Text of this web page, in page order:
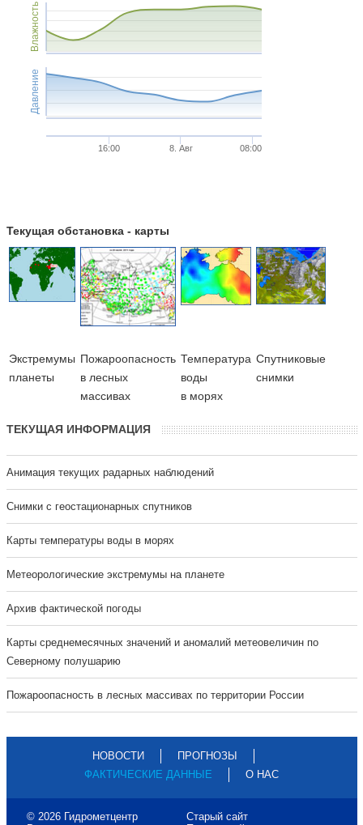
Влажность
Давление
16:00 8. Авг 08:00
Текущая обстановка - карты
Экстремумы
планеты
Пожароопасность
в лесных
массивах
Температура
воды
в морях
Cпутниковые
снимки
ТЕКУЩАЯ ИНФОРМАЦИЯ
Анимация текущих радарных наблюдений
Cнимки с геостационарных спутников
Карты температуры воды в морях
Метеорологические экстремумы на планете
Архив фактической погоды
Карты среднемесячных значений и аномалий метеовеличин по
Северному полушарию
Пожароопасность в лесных массивах по территории России
НОВОСТИ
ПРОГНОЗЫ
ФАКТИЧЕСКИЕ ДАННЫЕ
О НАС
© 2026 Гидрометцентр
Старый сайт